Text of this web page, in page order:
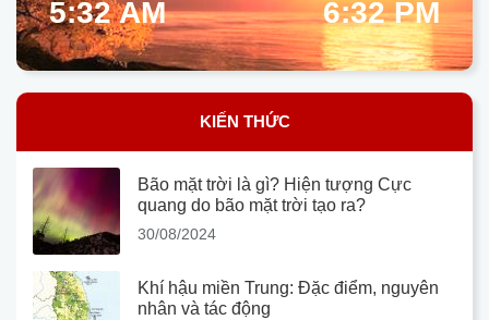
5:32 AM 6:32 PM
KIẾN THỨC
Bão mặt trời là gì? Hiện tượng Cực
quang do bão mặt trời tạo ra?
30/08/2024
Khí hậu miền Trung: Đặc điểm, nguyên
nhân và tác động